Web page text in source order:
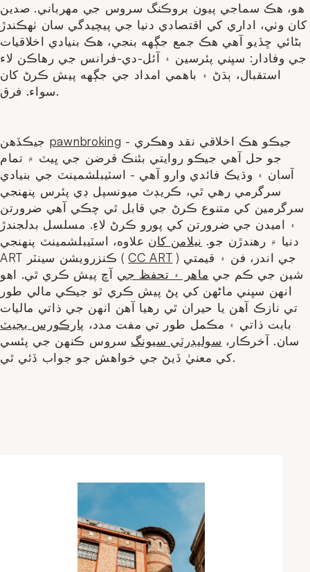
هو، هڪ سماجي پيون بروڪنگ سروس جي مهرباني. صدين
کان وٺي، اداري کي اقتصادي دنيا جي پيچيدگي سان ٺهڪندڙ
بڻائي ڇڏيو آهي هڪ جمع جڳهه بنجي، هڪ بنيادي اخلاقيات
جي وفادار: سڀني پئرسين ۽ آئل-دي-فرانس جي رهاڪن لاء
استقبال، ٻڌڻ ۽ باهمي امداد جي جڳهه پيش ڪرڻ کان
سواء. فرق.
pawnbroking - جيڪو هڪ اخلاقي نقد وهڪري
جو حل آهي جيڪو روايتي بئنڪ قرضن جي ڀيٽ ۾ تمام
آسان ۽ وڌيڪ فائدي وارو آهي - اسٽيبلشمينٽ جي بنيادي
سرگرمي رهي ٿي، ڪريڊٽ ميونسپل ڊي پئرس پنهنجي
سرگرمين کي متنوع ڪرڻ جي قابل ٿي چڪي آهي ضرورتن
۽ اميدن جي ضرورتن کي پورو ڪرڻ لاءِ. مسلسل بدلجندڙ
دنيا ۾ رهندڙن جو. نيلامن کان علاوه، اسٽيبلشمينٽ پنهنجي
ART ڪنزرويشن سينٽر (CC ART ) جي اندر، فن ۽ قيمتي
شين جي ڪم جي ماهر ۽ تحفظ جي آڇ پيش ڪري ٿي. اهو
انهن سڀني ماڻهن کي پڻ پيش ڪري ٿو جيڪي مالي طور
تي نازڪ آهن يا حيران ٿي رهيا آهن انهن جي ذاتي ماليات
بابت ذاتي ۽ مڪمل طور تي مفت مدد، پارڪورس بجيٽ
سان. آخرڪار، سوليڊرٽي سيونگ سروس ڪنهن جي پئسي
کي معنيٰ ڏيڻ جي خواهش جو جواب ڏئي ٿي.